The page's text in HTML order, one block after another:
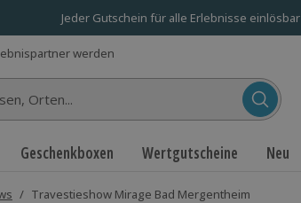
Jeder Gutschein für alle Erlebnisse einlösbar
werden
Geschenkboxen Wertgutscheine Neu
/ Travestieshow Mirage Bad Mergentheim